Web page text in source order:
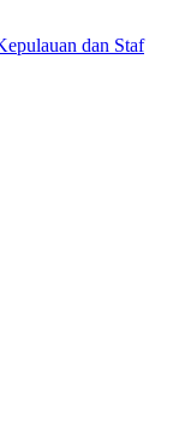
dan Staf